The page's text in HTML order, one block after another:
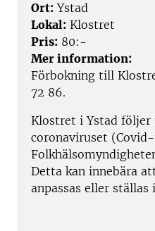
Ort: Ystad
Lokal: Klostret
Pris: 80:-
Mer information:
Förbokning till
72 86.
Klostret i Ystad
coronaviruset
Detta kan innebära
anpassas eller